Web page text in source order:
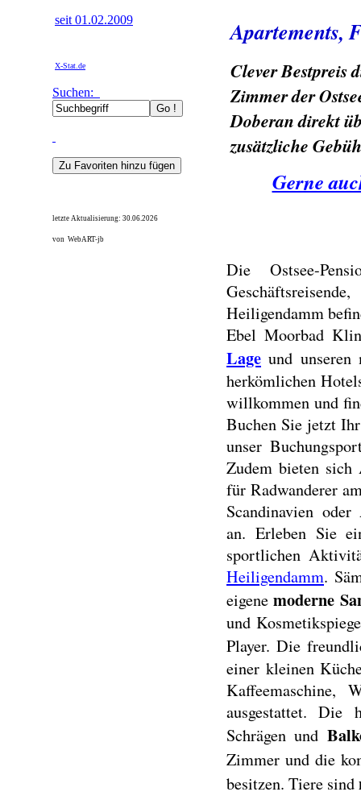
Apartements,
Clever Bestpreis
Zimmer der
Doberan direkt
zusätzliche
Gerne
Die Ostsee-
Heiligendamm
Ebel Moorbad
Lage und
herkömlichen
willkommen und
Buchen Sie jetzt
unser
Zudem bieten sich
für Radwanderer
Scandinavien oder
an. Erleben Sie
sportlichen
Heiligendamm.
eigenemoderne
und
Player. Die
einer kleinen
Kaffeemaschine,
ausgestattet. Die
Schrägen und
Zimmer und die
besitzen. Tiere sind
seit 01.02.2009
X-Stat.de
Suchen:
letzte Aktualisierung: 30.06.2026
von WebART-jb